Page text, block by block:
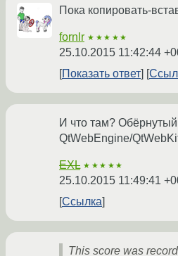
Пока копировать-
fornlr ★★★★★
25.10.2015 11:42:44
Показать ответ
И что там?
QtWebEngine/
EXL ★★★★★
25.10.2015 11:49:41
Ссылка
This score was